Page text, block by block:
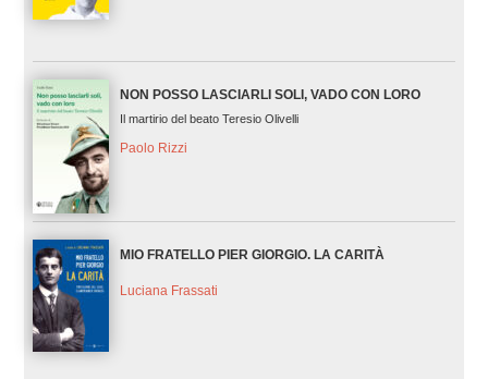
NON POSSO LASCIARLI SOLI, VADO CON LORO
Il martirio del beato Teresio Olivelli
Paolo Rizzi
MIO FRATELLO PIER GIORGIO. LA CARITÀ
Luciana Frassati